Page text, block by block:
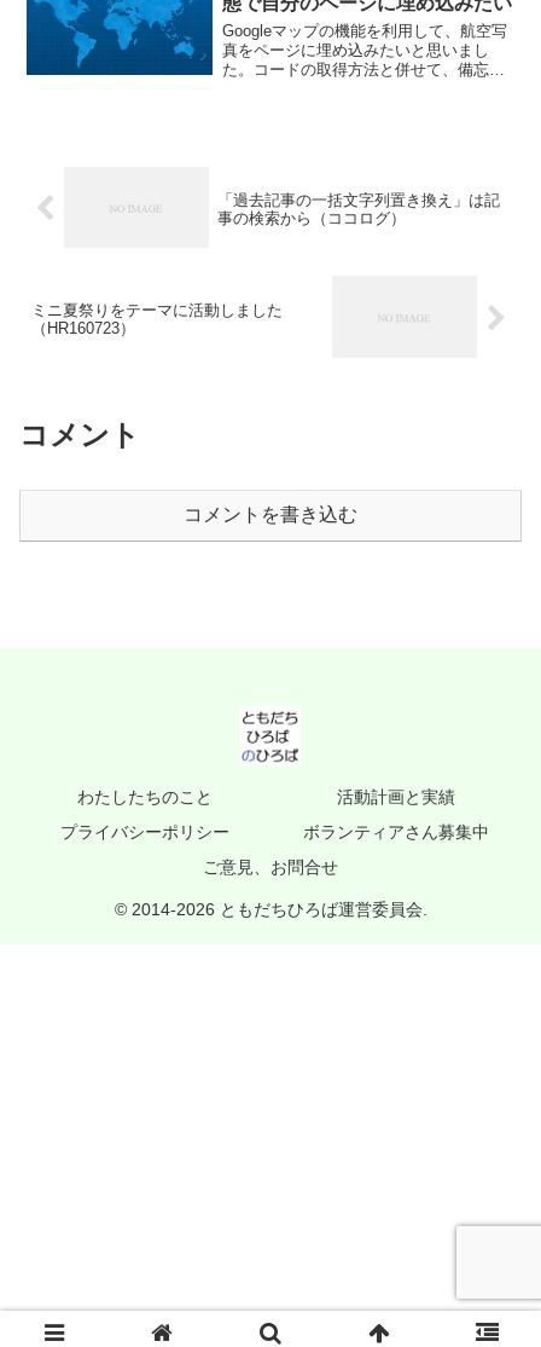
Googleマップの機能を利用して、航空写
真をページに埋め込みたいと思いまし
た。コードの取得方法と併せて、備忘録
「過去記事の一括文字列置き換え」は記
事の検索から（ココログ）
ミニ夏祭りをテーマに活動しました
（HR160723）
コメント
コメントを書き込む
わたしたちのこと
活動計画と実績
プライバシーポリシー
ボランティアさん募集中
ご意見、お問合せ
© 2014-2026 ともだちひろば運営委員会.